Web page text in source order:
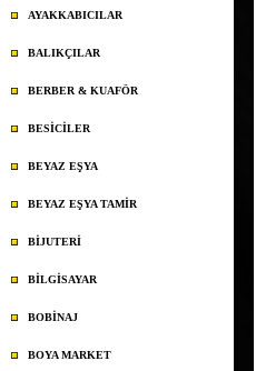
AYAKKABICILAR
BALIKÇILAR
BERBER & KUAFÖR
BESİCİLER
BEYAZ EŞYA
BEYAZ EŞYA TAMİR
BİJUTERİ
BİLGİSAYAR
BOBİNAJ
BOYA MARKET